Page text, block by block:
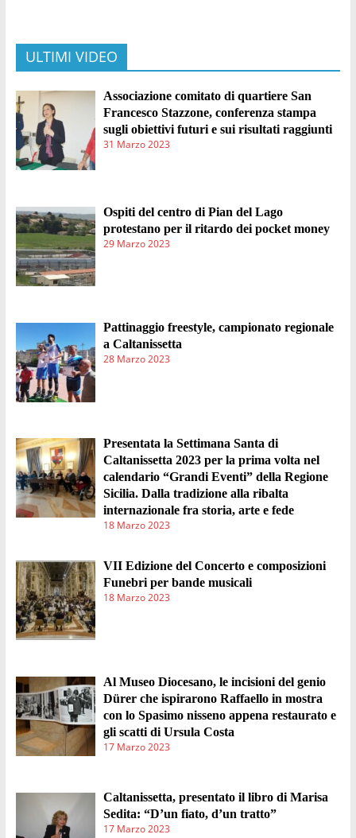
ULTIMI VIDEO
Associazione comitato di quartiere San
Francesco Stazzone, conferenza stampa
sugli obiettivi futuri e sui risultati raggiunti
31 Marzo 2023
Ospiti del centro di Pian del Lago
protestano per il ritardo dei pocket money
29 Marzo 2023
Pattinaggio freestyle, campionato regionale
a Caltanissetta
28 Marzo 2023
Presentata la Settimana Santa di
Caltanissetta 2023 per la prima volta nel
calendario “Grandi Eventi” della Regione
Sicilia. Dalla tradizione alla ribalta
internazionale fra storia, arte e fede
18 Marzo 2023
VII Edizione del Concerto e composizioni
Funebri per bande musicali
18 Marzo 2023
Al Museo Diocesano, le incisioni del genio
Dürer che ispirarono Raffaello in mostra
con lo Spasimo nisseno appena restaurato e
gli scatti di Ursula Costa
17 Marzo 2023
Caltanissetta, presentato il libro di Marisa
Sedita: “D’un fiato, d’un tratto”
17 Marzo 2023